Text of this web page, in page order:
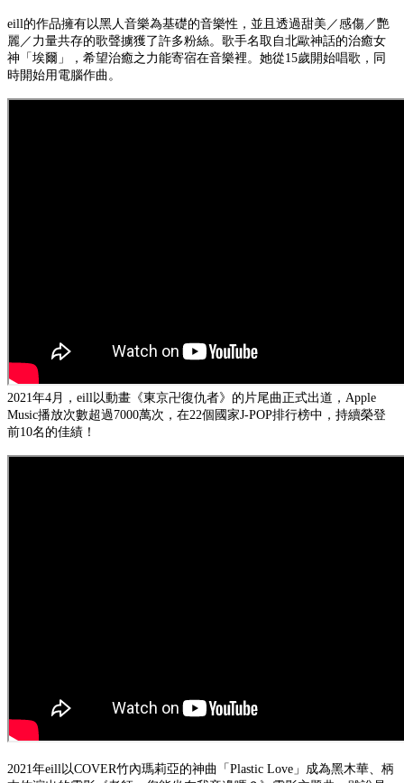
eill的作品擁有以黑人音樂為基礎的音樂性，並且透過甜美／感傷／艷
麗／力量共存的歌聲擄獲了許多粉絲。歌手名取自北歐神話的治癒女
神「埃爾」，希望治癒之力能寄宿在音樂裡。她從15歲開始唱歌，同
時開始用電腦作曲。
2021年4月，eill以動畫《東京卍復仇者》的片尾曲正式出道，Apple
Music播放次數超過7000萬次，在22個國家J-POP排行榜中，持續榮登
前10名的佳績！
2021年eill以COVER竹內瑪莉亞的神曲「Plastic Love」成為黑木華、柄